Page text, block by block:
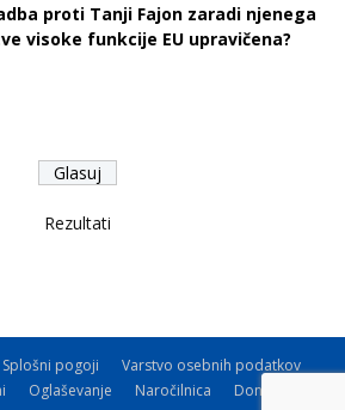
proti Tanji Fajon zaradi njenega
visoke funkcije EU upravičena?
Rezultati
Splošni pogoji
Varstvo osebnih podatkov
Oglaševanje Naročilnica Donacije